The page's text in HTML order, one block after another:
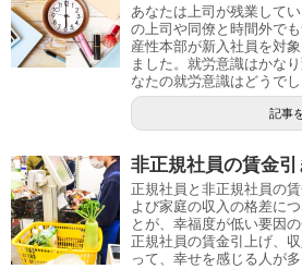
あなたは上司が残業して
の上司や同僚と時間外で
産性本部が新入社員を対
ました。就労意識はかな
なたの就労意識はどうで
記事
非正規社員の賃金引
正規社員と非正規社員の
よび家庭の収入の格差に
とが、幸福度が低い要因
正規社員の賃金引上げ、
って、幸せを感じる人が多